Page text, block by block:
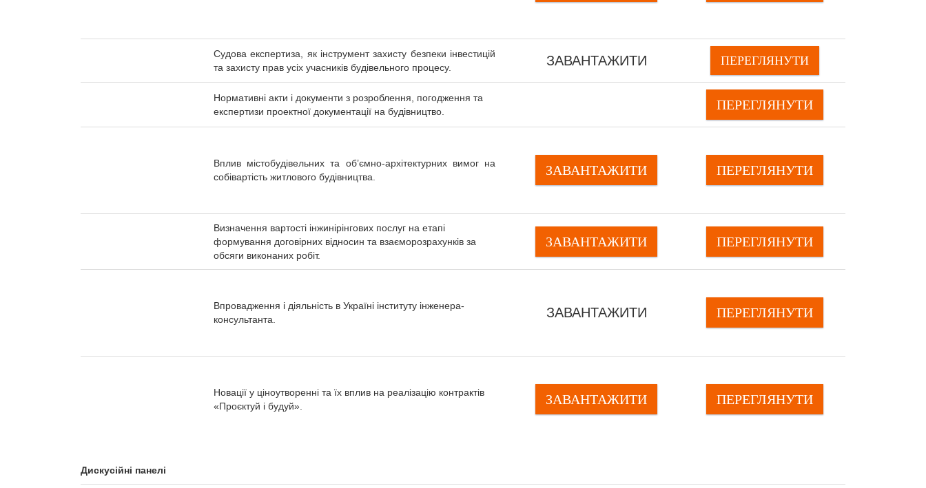
Судова експертиза, як інструмент захисту безпеки інвестицій
та захисту прав усіх учасників будівельного процесу.
ЗАВАНТАЖИТИ ПЕРЕГЛЯНУTИ
Нормативні акти і документи з розроблення, погодження та
експертизи проектної документації на будівництво.
ПЕРЕГЛЯНУTИ
Вплив містобудівельних та об’ємно-архітектурних вимог на
собівартість житлового будівництва.
ЗАВАНТАЖИТИ ПЕРЕГЛЯНУTИ
Визначення вартості інжинірінгових послуг на етапі
формування договірних відносин та взаєморозрахунків за
обсяги виконаних робіт.
ЗАВАНТАЖИТИ ПЕРЕГЛЯНУTИ
Впровадження і діяльність в Україні інституту інженера-
консультанта.
ЗАВАНТАЖИТИ ПЕРЕГЛЯНУTИ
Новації у ціноутворенні та їх вплив на реалізацію контрактів
«Проєктуй і будуй».
ЗАВАНТАЖИТИ ПЕРЕГЛЯНУTИ
Дискусійні панелі